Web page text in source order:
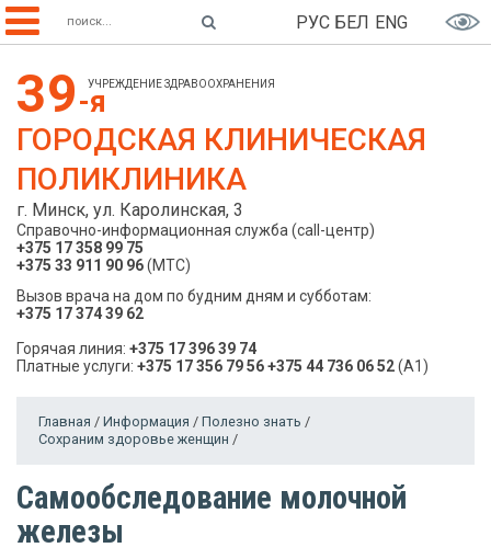
РУС БЕЛ ENG
39-я
УЧРЕЖДЕНИЕ ЗДРАВООХРАНЕНИЯ
ГОРОДСКАЯ КЛИНИЧЕСКАЯ
ПОЛИКЛИНИКА
г. Минск, ул. Каролинская, 3
Справочно-информационная служба (call-центр)
+375 17 358 99 75
+375 33 911 90 96(МТС)
Вызов врача на дом по будним дням и субботам:
+375 17 374 39 62
Горячая линия: +375 17 396 39 74
Платные услуги: +375 17 356 79 56+375 44 736 06 52(A1)
Главная / Информация / Полезно знать /
Сохраним здоровье женщин /
Самообследование молочной
железы